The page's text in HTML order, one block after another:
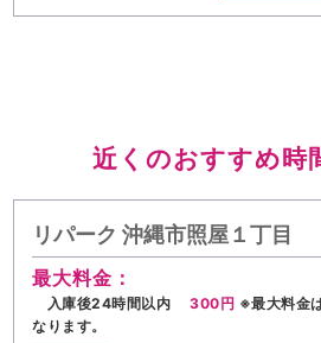
近くのおすすめ時
リパーク 沖縄市照屋１丁目
最大料金：
入庫後24時間以内300円 ※最大料金
なります。